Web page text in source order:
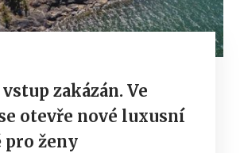
zakázán. Ve
otevře nové luxusní
pro ženy